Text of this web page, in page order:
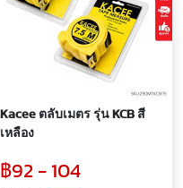
Kacee ตลับเมตร รุ่น KCB สี
เหลือง
฿92 - 104